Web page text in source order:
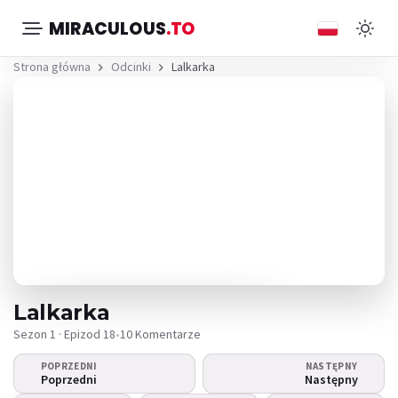
MIRACULOUS.TO
Strona główna Odcinki Lalkarka
Nie można odtworzyć
Lalkarka
Sezon 1 · Epizod 18•10 Komentarze
POPRZEDNI
Poprzedni
NASTĘPNY
Następny